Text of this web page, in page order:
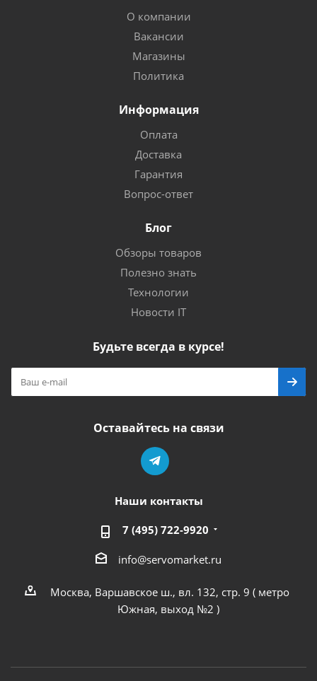
О компании
Вакансии
Магазины
Политика
Информация
Оплата
Доставка
Гарантия
Вопрос-ответ
Блог
Обзоры товаров
Полезно знать
Технологии
Новости IT
Будьте всегда в курсе!
Оставайтесь на связи
Наши контакты
7 (495) 722-9920
info@servomarket.ru
Москва, Варшавское ш., вл. 132, стр. 9 ( метро
Южная, выход №2 )